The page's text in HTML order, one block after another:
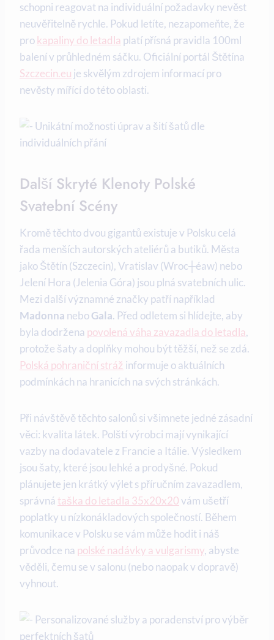
schopni reagovat na individuální požadavky nevěst
neuvěřitelně rychle. Pokud letíte, nezapomeňte, že
prokapaliny do letadla platí přísná pravidla 100ml
balení v průhledném sáčku. Oficiální portál Štětína
Szczecin.eu je skvělým zdrojem informací pro
nevěsty mířící do této oblasti.
Další Skryté Klenoty Polské
Svatební Scény
Kromě těchto dvou gigantů existuje v Polsku celá
řada menších autorských ateliérů a butiků. Města
jako Štětín (Szczecin), Vratislav (Wroc┼éaw) nebo
Jelení Hora (Jelenia Góra) jsou plná svatebních ulic.
Mezi další významné značky patří například
Madonna neboGala. Před odletem si hlídejte, aby
byla dodržena povolená váha zavazadla do letadla,
protože šaty a doplňky mohou být těžší, než se zdá.
Polská pohraniční stráž informuje o aktuálních
podmínkách na hranicích na svých stránkách.
Při návštěvě těchto salonů si všimnete jedné zásadní
věci: kvalita látek. Polští výrobci mají vynikající
vazby na dodavatele z Francie a Itálie. Výsledkem
jsou šaty, které jsou lehké a prodyšné. Pokud
plánujete jen krátký výlet s příručním zavazadlem,
správná taška do letadla 35x20x20vám ušetří
poplatky u nízkonákladových společností. Během
komunikace v Polsku se vám může hodit i náš
průvodce na polské nadávky a vulgarismy, abyste
věděli, čemu se v salonu (nebo naopak v dopravě)
vyhnout.